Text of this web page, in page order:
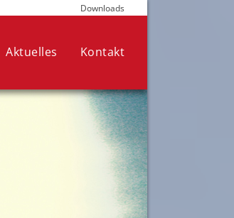
der Seite
in den
Downloads
Aktuelles Kontakt